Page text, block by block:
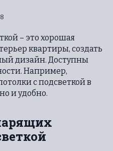
– это хорошая
квартиры, создать
дизайн. Доступны
Например,
с подсветкой в
и удобно.